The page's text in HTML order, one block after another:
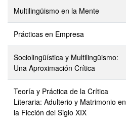
Multilingüismo en la Mente
Prácticas en Empresa
Sociolingüística y Multilingüismo:
Una Aproximación Crítica
Teoría y Práctica de la Crítica
Literaria: Adulterio y Matrimonio en
la Ficción del Siglo XIX